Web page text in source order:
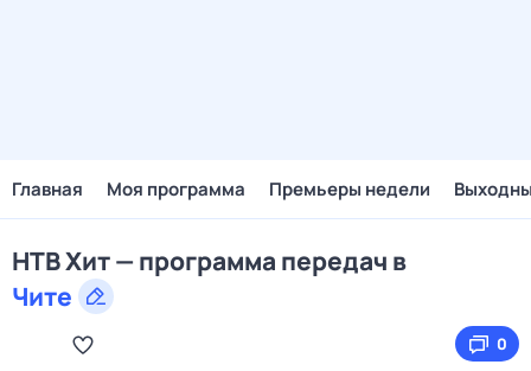
Главная Моя программа Премьеры недели
НТВ Хит — программа передач в
Чите
0